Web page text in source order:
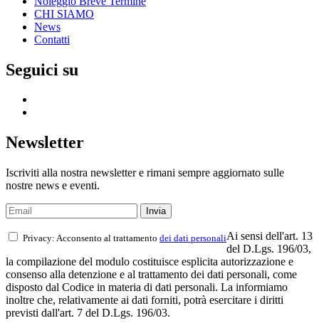
CHI SIAMO
News
Contatti
Seguici su
Newsletter
Iscriviti alla nostra newsletter e rimani sempre aggiornato sulle
nostre news e eventi.
Privacy: Acconsento al trattamento dei dati personaliAi sensi dell'art. 13
del D.Lgs. 196/03,
la compilazione del modulo costituisce esplicita autorizzazione e
consenso alla detenzione e al trattamento dei dati personali, come
disposto dal Codice in materia di dati personali. La informiamo
inoltre che, relativamente ai dati forniti, potrà esercitare i diritti
previsti dall'art. 7 del D.Lgs. 196/03.